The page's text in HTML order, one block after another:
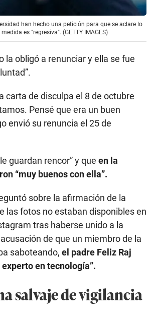
han hecho una petición para que se aclare lo
es "regresiva". (GETTY IMAGES)
la obligó a renunciar y ella se fue
carta de disculpa el 8 de octubre
Pensé que era un buen
envió su renuncia el 25 de
guardan rencor” y que en la
“muy buenos con ella”.
sobre la afirmación de la
las fotos no estaban disponibles en
tras haberse unido a la
de que un miembro de la
saboteando, el padre Feliz Raj
en tecnología”.
salvaje de vigilancia